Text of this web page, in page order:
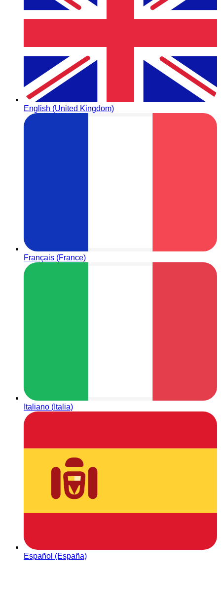
English (United Kingdom)
Français (France)
Italiano (Italia)
Español (España)